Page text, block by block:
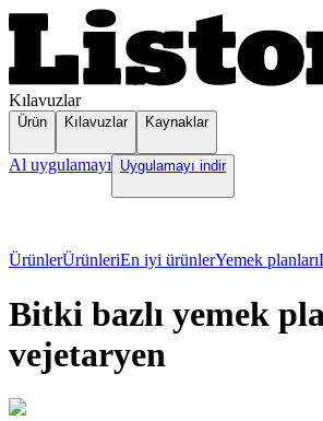
Kılavuzlar
Ürün Kılavuzlar Kaynaklar
Al uygulamayı Uygulamayı indir
ÜrünlerÜrünleriEn iyi ürünlerYemek planları
Bitki bazlı yemek
vejetaryen